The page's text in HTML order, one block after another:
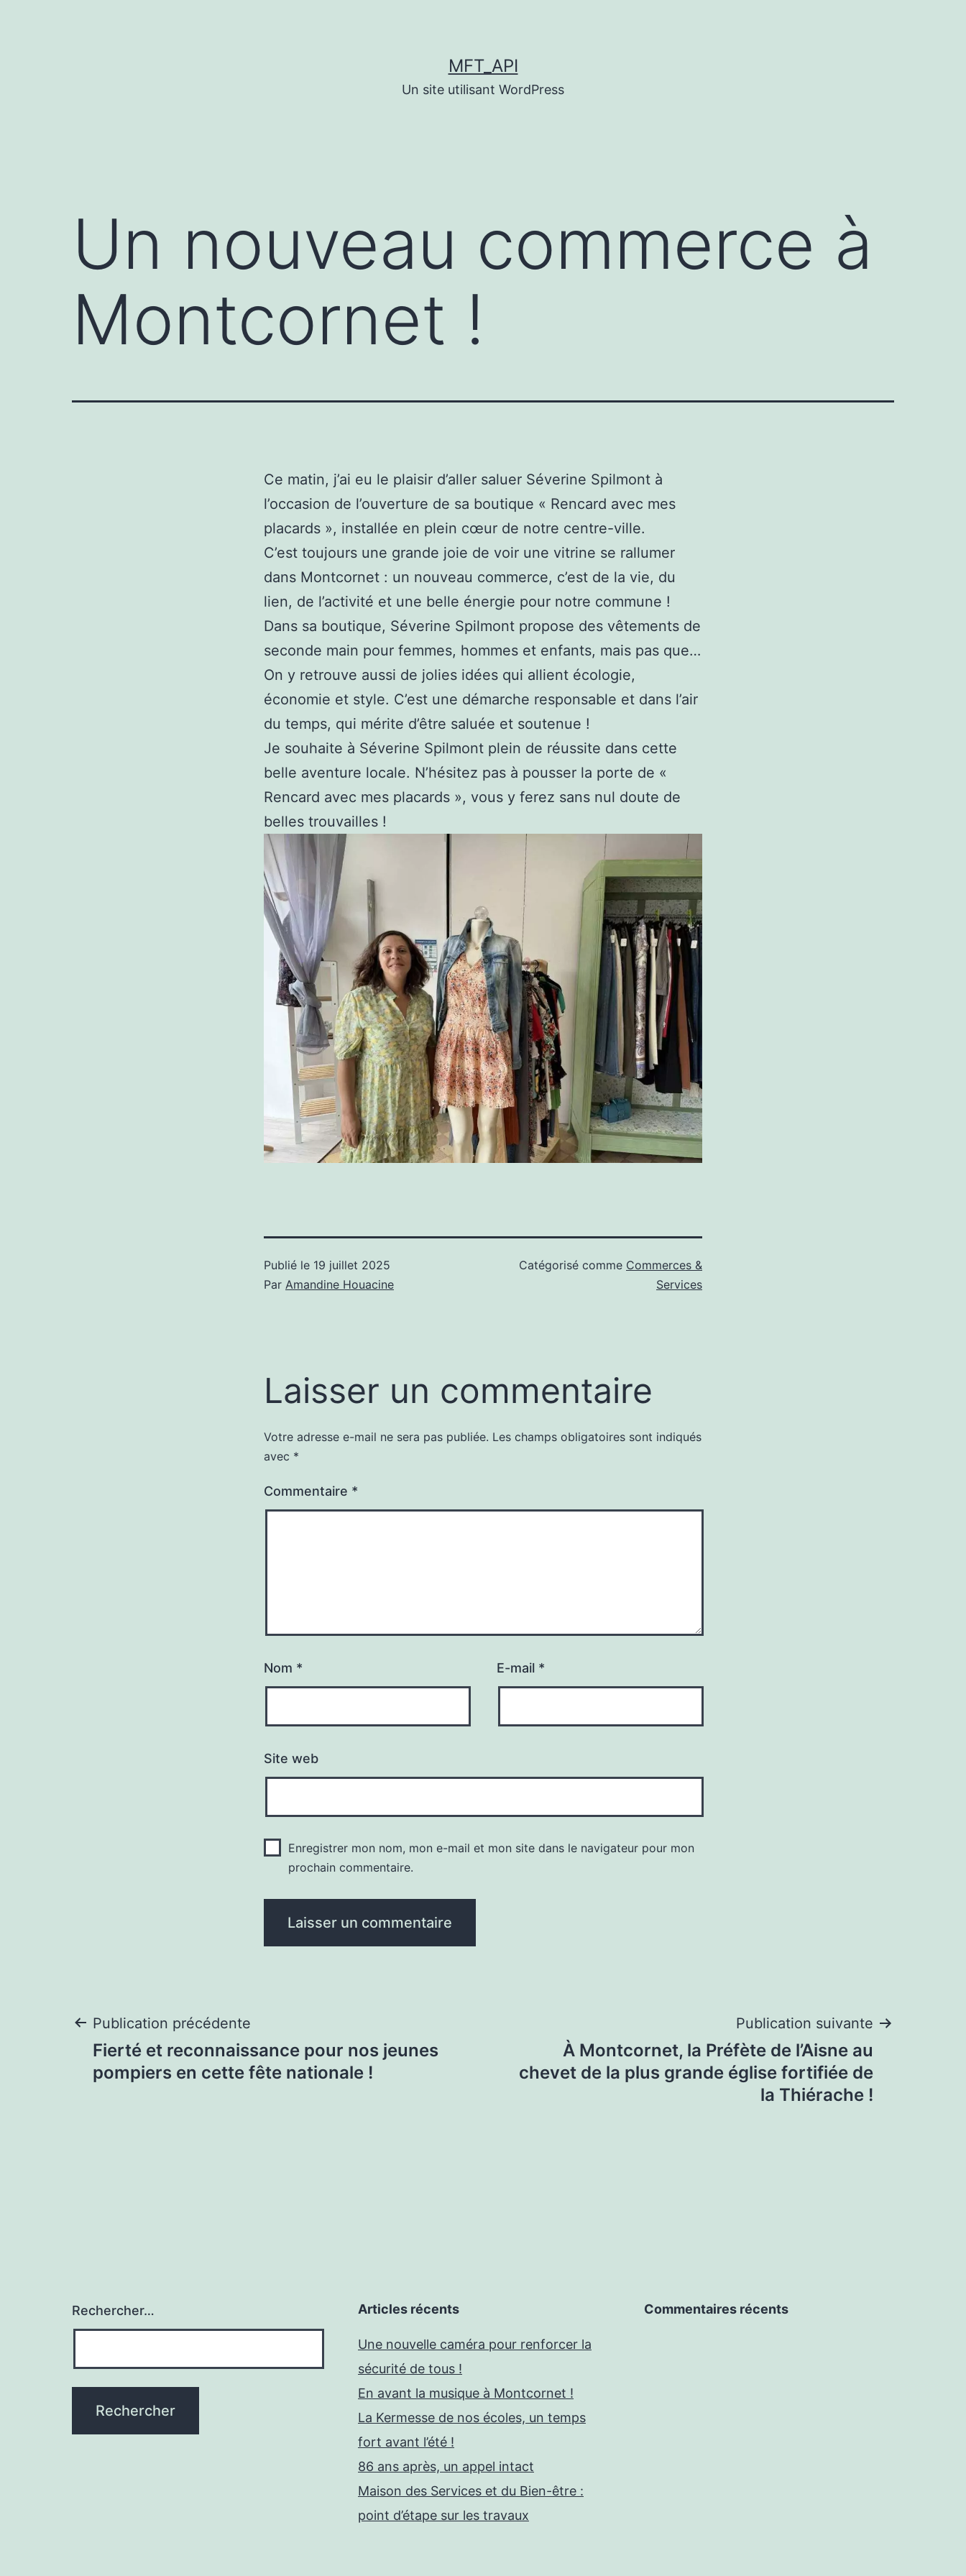
MFT_API
Un site utilisant WordPress
Un nouveau commerce à
Montcornet !
Ce matin, j’ai eu le plaisir d’aller saluer Séverine Spilmont à
l’occasion de l’ouverture de sa boutique « Rencard avec mes
placards », installée en plein cœur de notre centre-ville.
C’est toujours une grande joie de voir une vitrine se rallumer
dans Montcornet : un nouveau commerce, c’est de la vie, du
lien, de l’activité et une belle énergie pour notre commune !
Dans sa boutique, Séverine Spilmont propose des vêtements de
seconde main pour femmes, hommes et enfants, mais pas que…
On y retrouve aussi de jolies idées qui allient écologie,
économie et style. C’est une démarche responsable et dans l’air
du temps, qui mérite d’être saluée et soutenue !
Je souhaite à Séverine Spilmont plein de réussite dans cette
belle aventure locale. N’hésitez pas à pousser la porte de «
Rencard avec mes placards », vous y ferez sans nul doute de
belles trouvailles !
Publié le 19 juillet 2025
Par Amandine Houacine
Catégorisé comme Commerces &
Services
Laisser un commentaire
Votre adresse e-mail ne sera pas publiée. Les champs obligatoires sont indiqués
avec *
Commentaire *
Nom * E-mail *
Site web
Enregistrer mon nom, mon e-mail et mon site dans le navigateur pour mon
prochain commentaire.
Navigation
de
Publication précédente
Fierté et reconnaissance pour nos jeunes
pompiers en cette fête nationale !
Publication suivante
À Montcornet, la Préfète de l’Aisne au
chevet de la plus grande église fortifiée de
la Thiérache !
Rechercher… Articles récents
Une nouvelle caméra pour renforcer la
sécurité de tous !
En avant la musique à Montcornet !
La Kermesse de nos écoles, un temps
fort avant l’été !
86 ans après, un appel intact
Maison des Services et du Bien-être :
point d’étape sur les travaux
Commentaires récents